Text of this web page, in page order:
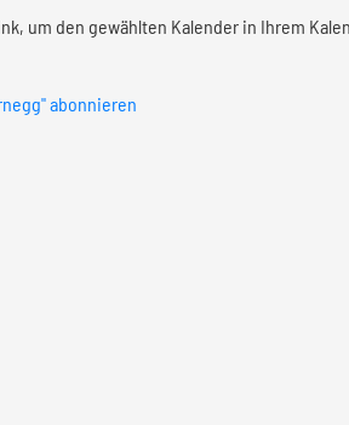
um den gewählten Kalender in Ihrem
abonnieren